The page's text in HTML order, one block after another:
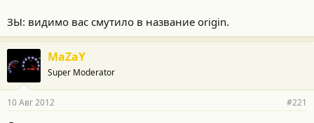
ЗЫ: видимо вас смутило в название origin.
MaZaY
Super Moderator
10 Авг 2012 #221